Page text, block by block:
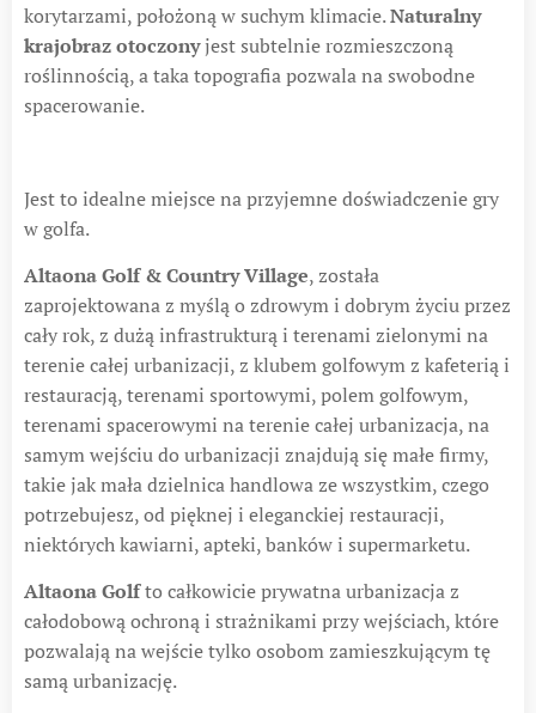
korytarzami, położoną w suchym klimacie.Naturalny
krajobraz otoczonyjest subtelnie rozmieszczoną
roślinnością, a taka topografia pozwala na swobodne
spacerowanie.
Jest to idealne miejsce na przyjemne doświadczenie gry
w golfa.
Altaona Golf & Country Village, została
zaprojektowana z myślą o zdrowym i dobrym życiu przez
cały rok, z dużą infrastrukturą i terenami zielonymi na
terenie całej urbanizacji, z klubem golfowym z kafeterią i
restauracją, terenami sportowymi, polem golfowym,
terenami spacerowymi na terenie całej urbanizacja, na
samym wejściu do urbanizacji znajdują się małe firmy,
takie jak mała dzielnica handlowa ze wszystkim, czego
potrzebujesz, od pięknej i eleganckiej restauracji,
niektórych kawiarni, apteki, banków i supermarketu.
Altaona Golfto całkowicie prywatna urbanizacja z
całodobową ochroną i strażnikami przy wejściach, które
pozwalają na wejście tylko osobom zamieszkującym tę
samą urbanizację.